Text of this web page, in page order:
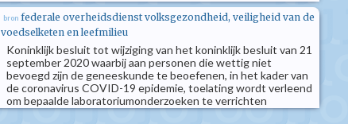
bron federale overheidsdienst volksgezondheid, veiligheid van de
voedselketen en leefmilieu
Koninklijk besluit tot wijziging van het koninklijk besluit van 21
september 2020 waarbij aan personen die wettig niet
bevoegd zijn de geneeskunde te beoefenen, in het kader van
de coronavirus COVID-19 epidemie, toelating wordt verleend
om bepaalde laboratoriumonderzoeken te verrichten